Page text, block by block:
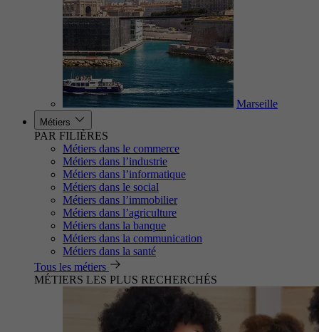
Marseille
Métiers
PAR FILIÈRES
Métiers dans le commerce
Métiers dans l’industrie
Métiers dans l’informatique
Métiers dans le social
Métiers dans l’immobilier
Métiers dans l’agriculture
Métiers dans la banque
Métiers dans la communication
Métiers dans la santé
Tous les métiers
MÉTIERS LES PLUS RECHERCHÉS